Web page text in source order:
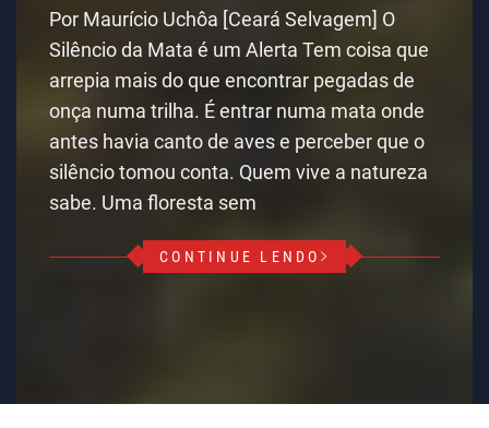
Por Maurício Uchôa [Ceará Selvagem] O
Silêncio da Mata é um Alerta Tem coisa que
arrepia mais do que encontrar pegadas de
onça numa trilha. É entrar numa mata onde
antes havia canto de aves e perceber que o
silêncio tomou conta. Quem vive a natureza
sabe. Uma floresta sem
CONTINUE LENDO